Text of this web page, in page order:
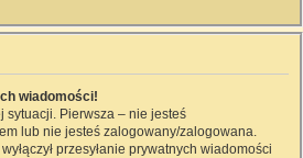
wiadomości!
sytuacji. Pierwsza – nie jesteś
lub nie jesteś zalogowany/zalogowana.
przesyłanie prywatnych wiadomości